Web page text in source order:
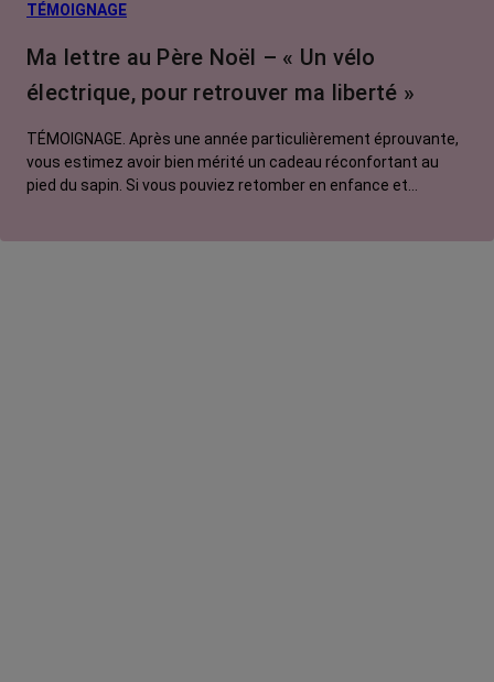
TÉMOIGNAGE
Ma lettre au Père Noël – « Un vélo
électrique, pour retrouver ma liberté »
TÉMOIGNAGE. Après une année particulièrement éprouvante,
vous estimez avoir bien mérité un cadeau réconfortant au
pied du sapin. Si vous pouviez retomber en enfance et